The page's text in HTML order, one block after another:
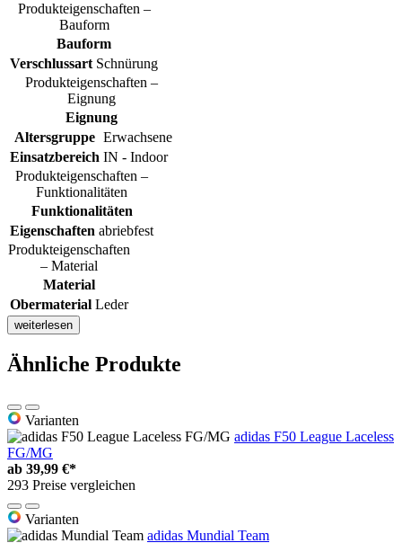
Produkteigenschaften –
Bauform
Bauform
Verschlussart Schnürung
Produkteigenschaften –
Eignung
Eignung
Altersgruppe Erwachsene
Einsatzbereich IN - Indoor
Produkteigenschaften –
Funktionalitäten
Funktionalitäten
Eigenschaften abriebfest
Produkteigenschaften
– Material
Material
Obermaterial Leder
weiterlesen
Ähnliche Produkte
Varianten
adidas F50 League Laceless
FG/MG
ab 39,99 €*
293 Preise vergleichen
Varianten
adidas Mundial Team